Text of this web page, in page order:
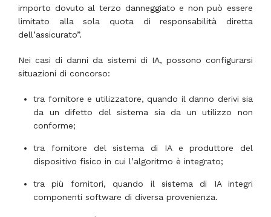
importo dovuto al terzo danneggiato e non può essere
limitato alla sola quota di responsabilità diretta
dell’assicurato”.
Nei casi di danni da sistemi di IA, possono configurarsi
situazioni di concorso:
tra fornitore e utilizzatore, quando il danno derivi sia
da un difetto del sistema sia da un utilizzo non
conforme;
tra fornitore del sistema di IA e produttore del
dispositivo fisico in cui l’algoritmo è integrato;
tra più fornitori, quando il sistema di IA integri
componenti software di diversa provenienza.